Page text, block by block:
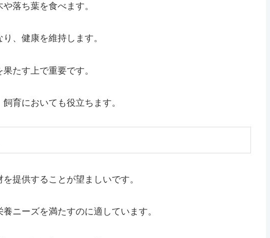
落ち葉を食べます。
、健康を維持します。
たす上で重要です。
育においても役立ちます。
提供することが望ましいです。
ニーズを満たすのに適しています。